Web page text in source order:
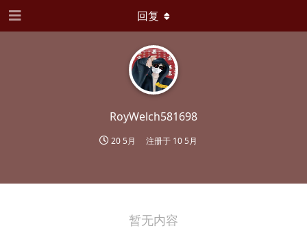
RoyWelch581698
20 5月 注册于 10 5月
回复
暂无内容